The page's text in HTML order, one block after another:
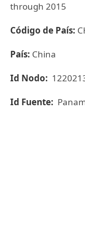
through 2015
Código de País:
País: China
Id Nodo:
Id Fuente: